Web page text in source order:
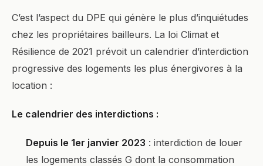
C’est l’aspect du DPE qui génère le plus d’inquiétudes
chez les propriétaires bailleurs. La loi Climat et
Résilience de 2021 prévoit un calendrier d’interdiction
progressive des logements les plus énergivores à la
location :
Le calendrier des interdictions :
Depuis le 1er janvier 2023 : interdiction de louer
les logements classés G dont la consommation